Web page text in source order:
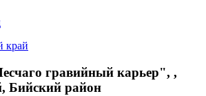
край
гравийный карьер", ,
Бийский район